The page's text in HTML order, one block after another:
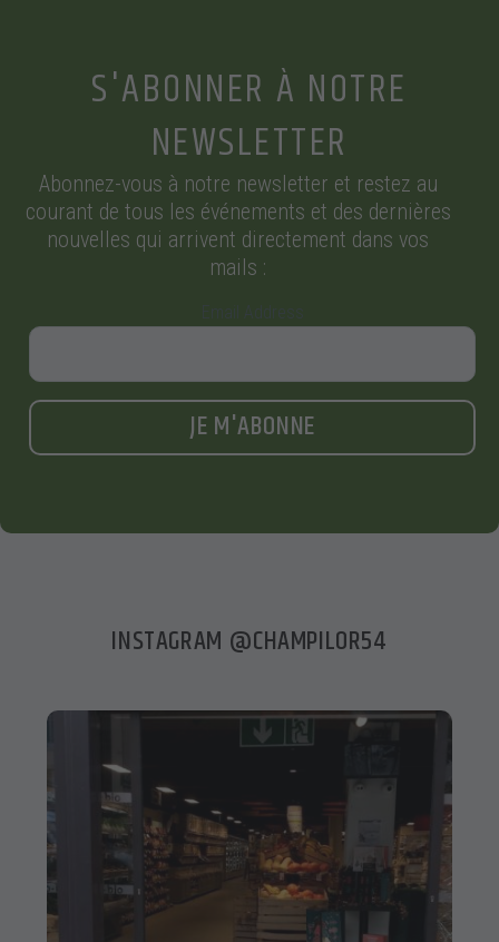
S'ABONNER À NOTRE
NEWSLETTER
Abonnez-vous à notre newsletter et restez au
courant de tous les événements et des dernières
nouvelles qui arrivent directement dans vos
mails :
Email Address
JE M'ABONNE
INSTAGRAM @CHAMPILOR54